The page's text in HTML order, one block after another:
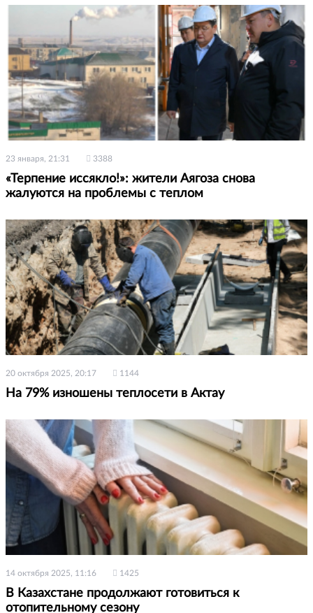
23 января, 21:31 3388
«Терпение иссякло!»: жители Аягоза снова
жалуются на проблемы с теплом
20 октября 2025, 20:17 1144
На 79% изношены теплосети в Актау
14 октября 2025, 11:16 1425
В Казахстане продолжают готовиться к
отопительному сезону